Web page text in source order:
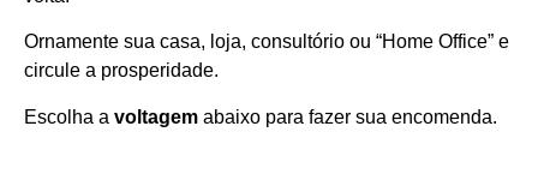
Ornamente sua casa, loja, consultório ou “Home Office” e
circule a prosperidade.
Escolha a voltagem abaixo para fazer sua encomenda.